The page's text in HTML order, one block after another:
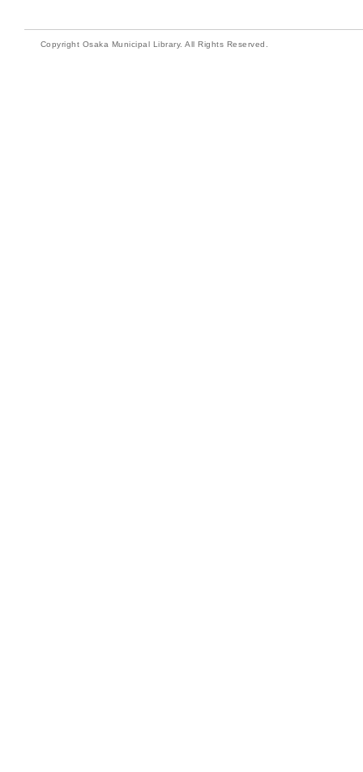
Copyright Osaka Municipal Library. All Rights Reserved.